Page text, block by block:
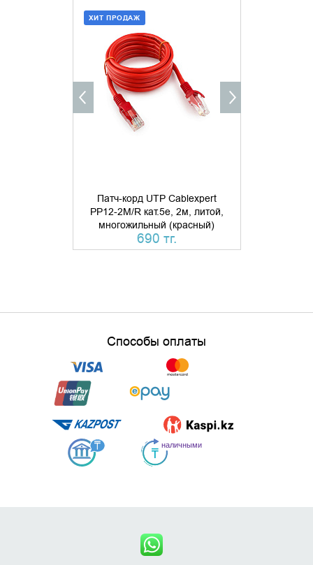
Патч-корд UTP Cablexpert
PP12-2M/R кат.5e, 2м, литой,
многожильный (красный)
690 тг.
ХИТ ПРОДАЖ
ДОБАВИТЬ В КОРЗИНУ
КУПИТЬ В 1 КЛИК
Способы оплаты